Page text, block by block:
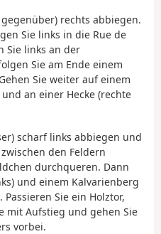
rechts abbiegen.
Sie links in die Rue de
Sie links an der
Sie am Ende einem
Sie weiter auf einem
an einer Hecke (rechte
scharf links abbiegen und
den Feldern
durchqueren. Dann
und einem Kalvarienberg
Sie ein Holztor,
mit Aufstieg und gehen Sie
vorbei.